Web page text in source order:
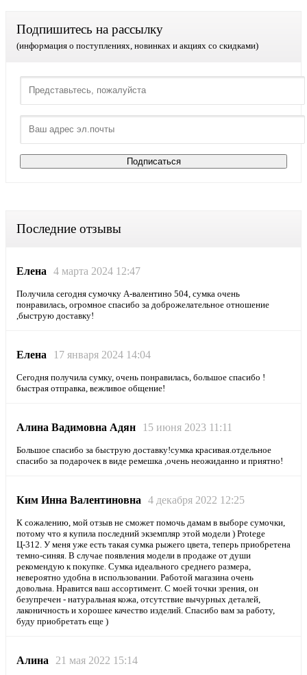
Подпишитесь на рассылку
(информация о поступлениях, новинках и акциях со скидками)
Последние отзывы
Елена 4 марта 2024 12:47
Получила сегодня сумочку А-валентино 504, сумка очень
понравилась, огромное спасибо за доброжелательное отношение
,быструю доставку!
Елена 17 января 2024 14:04
Сегодня получила сумку, очень понравилась, большое спасибо !
быстрая отправка, вежливое общение!
Алина Вадимовна Адян 15 июня 2023 11:11
Большое спасибо за быструю доставку!сумка красивая.отдельное
спасибо за подарочек в виде ремешка ,очень неожиданно и приятно!
Ким Инна Валентиновна 4 декабря 2022 12:25
К сожалению, мой отзыв не сможет помочь дамам в выборе сумочки,
потому что я купила последний экземпляр этой модели ) Protege
Ц-312. У меня уже есть такая сумка рыжего цвета, теперь приобретена
темно-синяя. В случае появления модели в продаже от души
рекомендую к покупке. Сумка идеального среднего размера,
невероятно удобна в использовании. Работой магазина очень
довольна. Нравится ваш ассортимент. С моей точки зрения, он
безупречен - натуральная кожа, отсутствие вычурных деталей,
лаконичность и хорошее качество изделий. Спасибо вам за работу,
буду приобретать еще )
Алина 21 мая 2022 15:14